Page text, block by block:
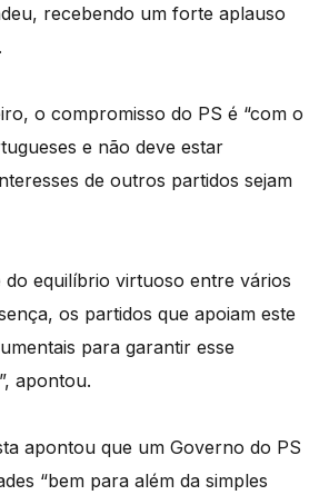
recebendo um forte aplauso
o compromisso do PS é “com o
e não deve estar
de outros partidos sejam
do equilíbrio virtuoso entre vários
os partidos que apoiam este
para garantir esse
apontou.
apontou que um Governo do PS
“bem para além da simples